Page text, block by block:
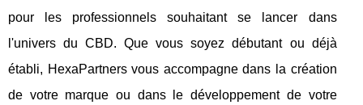
pour les professionnels souhaitant se lancer dans
l'univers du CBD. Que vous soyez débutant ou déjà
établi, HexaPartners vous accompagne dans la création
de votre marque ou dans le développement de votre